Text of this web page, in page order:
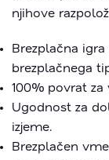
njihove
Brezplačna
brezplačnega
100% povrat za
Ugodnost za
izjeme.
Brezplačen